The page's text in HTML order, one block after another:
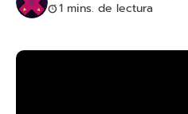
1 mins. de lectura